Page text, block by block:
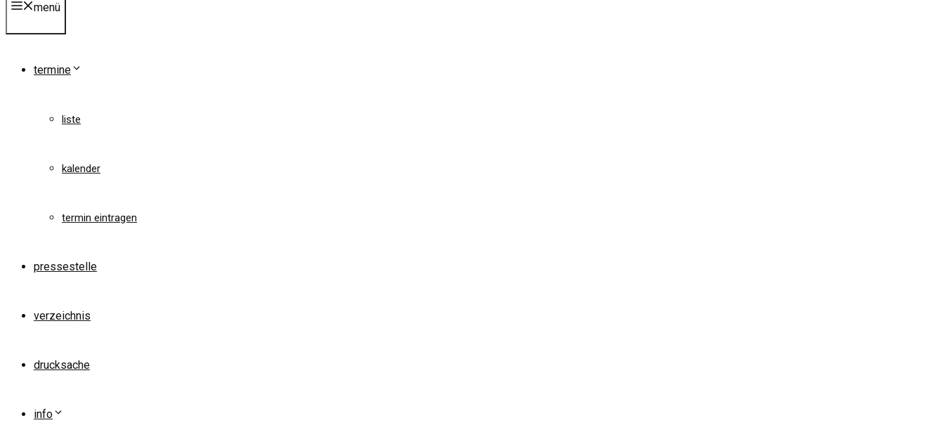
menü
termine
liste
kalender
termin eintragen
pressestelle
verzeichnis
drucksache
info